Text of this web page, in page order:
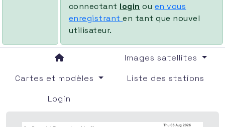
connectant login ou en vous
enregistranten tant que nouvel
utilisateur.
Images satellites
Cartes et modèles
Liste des stations
Login